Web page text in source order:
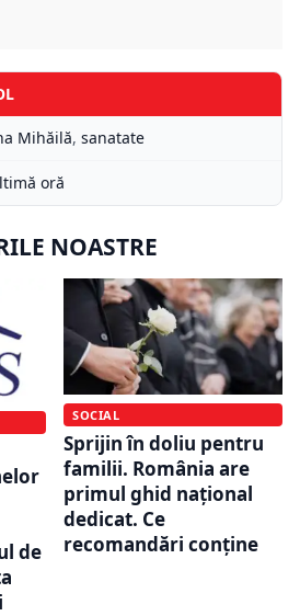
Mihăilă, sanatate
oră
NOASTRE
de
SOCIAL
Sprijin în doliu pentru
familii. România are
primul ghid național
dedicat. Ce
recomandări conține